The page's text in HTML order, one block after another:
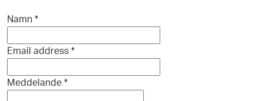
Namn *
Email address *
Meddelande *